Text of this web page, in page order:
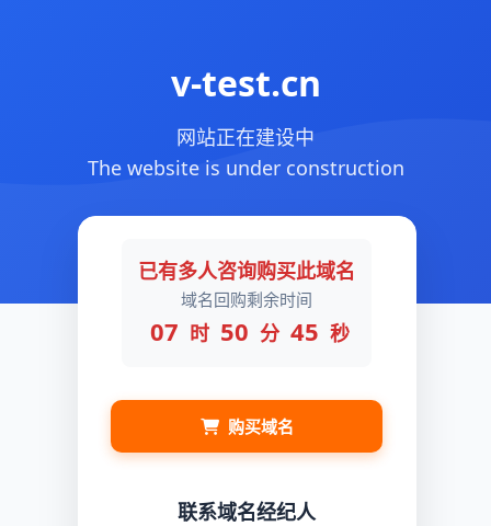
v-test.cn
网站正在建设中
The website is under construction
已有多人咨询购买此域名
域名回购剩余时间
07 时 50 分 45 秒
购买域名
联系域名经纪人